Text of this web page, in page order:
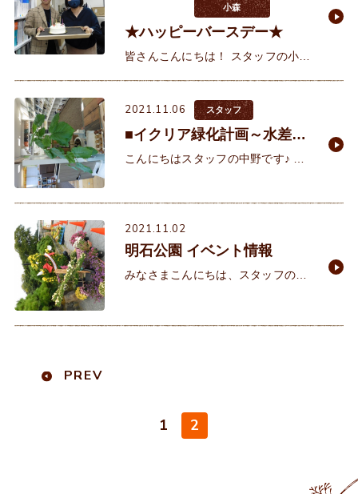
小森
★ハッピーバースデー★
皆さんこんにちは！ スタッフの小森
渡そうと岩元さんと準備しま
2021.11.06 スタッフ
■イクリア緑化計画～水差し
～■
こんにちはスタッフの中野です♪ 朝
いるのですが、今朝は
2021.11.02
明石公園 イベント情報
みなさまこんにちは、スタッフの小
が開催されています🌸大正15年から
PREV
1 2